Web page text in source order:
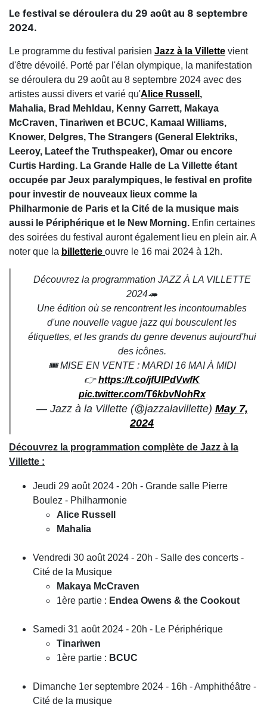
Le festival se déroulera du 29 août au 8 septembre
2024.
Le programme du festival parisien Jazz à la Villette vient
d'être dévoilé. Porté par l'élan olympique, la manifestation
se déroulera du 29 août au 8 septembre 2024 avec des
artistes aussi divers et varié qu'Alice Russell ,
Mahalia, Brad Mehldau, Kenny Garrett, Makaya
McCraven, Tinariwen et BCUC, Kamaal Williams,
Knower, Delgres, The Strangers (General Elektriks,
Leeroy, Lateef the Truthspeaker), Omar ou encore
Curtis Harding. La Grande Halle de La Villette étant
occupée par Jeux paralympiques, le festival en profite
pour investir de nouveaux lieux comme la
Philharmonie de Paris et la Cité de la musique mais
aussi le Périphérique et le New Morning. Enfin certaines
des soirées du festival auront également lieu en plein air. A
noter que la billetterie ouvre le 16 mai 2024 à 12h.
Découvrez la programmation JAZZ À LA VILLETTE
2024🦔
Une édition où se rencontrent les incontournables
d'une nouvelle vague jazz qui bousculent les
étiquettes, et les grands du genre devenus aujourd'hui
des icônes.
🎟 MISE EN VENTE : MARDI 16 MAI À MIDI
👉https://t.co/jfUlPdVwfK
pic.twitter.com/T6kbvNohRx
— Jazz à la Villette (@jazzalavillette) May 7,
2024
Découvrez la programmation complète de Jazz à la
Villette :
Jeudi 29 août 2024 - 20h - Grande salle Pierre
Boulez - Philharmonie
Alice Russell
Mahalia
Vendredi 30 août 2024 - 20h - Salle des concerts -
Cité de la Musique
Makaya McCraven
1ère partie : Endea Owens & the Cookout
Samedi 31 août 2024 - 20h - Le Périphérique
Tinariwen
1ère partie : BCUC
Dimanche 1er septembre 2024 - 16h - Amphithéâtre -
Cité de la musique